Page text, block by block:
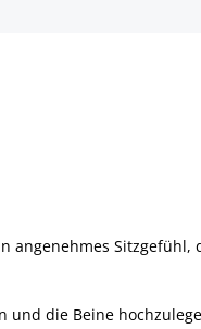
angenehmes Sitzgefühl,
und die Beine